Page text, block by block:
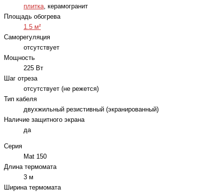
плитка, керамогранит
Площадь обогрева
1.5 м²
Саморегуляция
отсутствует
Мощность
225 Вт
Шаг отреза
отсутствует (не режется)
Тип кабеля
двухжильный резистивный (экранированный)
Наличие защитного экрана
да
Серия
Mat 150
Длина термомата
3 м
Ширина термомата